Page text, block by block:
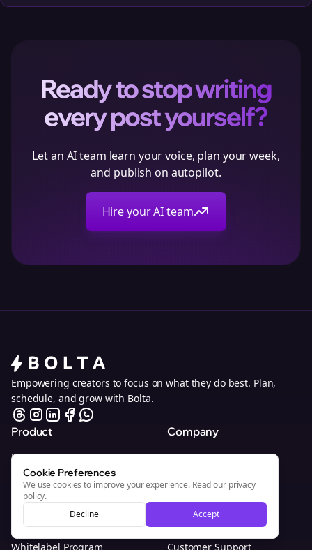
Ready to stop writing
every post yourself?
Let an AI team learn your voice, plan your week,
and publish on autopilot.
Hire your AI team
Empowering creators to focus on what they do best. Plan,
schedule, and grow with Bolta.
Product
How It Works
AI Agents
Enterprise
Browser Extension
Whitelabel Program
Company
About
Pricing
Privacy Policy
Terms of Service
Customer Support
Cookie Preferences
We use cookies to improve your experience. Read our privacy
policy.
Decline
Accept